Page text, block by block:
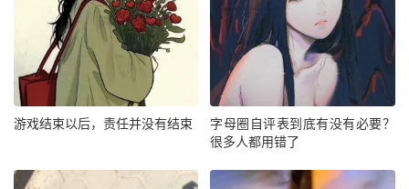
游戏结束以后，责任并没有结束
字母圈自评表到底有没有必要？
很多人都用错了